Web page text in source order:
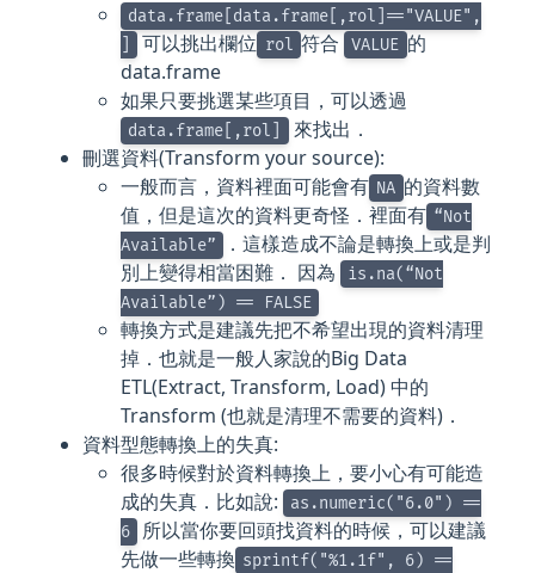
data.frame[data.frame[,rol]=="VALUE",
可以挑出欄位 rol 符合 VALUE 的
data.frame
如果只要挑選某些項目，可以透過
data.frame[,rol]
來找出．
刪選資料(Transform your source):
一般而言，資料裡面可能會有 NA 的資料數
值，但是這次的資料更奇怪．裡面有 “Not
Available”
．這樣造成不論是轉換上或是判
別上變得相當困難． 因為
is.na(“Not
Available”) == FALSE
轉換方式是建議先把不希望出現的資料清理
掉．也就是一般人家說的Big Data
ETL(Extract, Transform, Load) 中的
Transform (也就是清理不需要的資料)．
資料型態轉換上的失真:
很多時候對於資料轉換上，要小心有可能造
成的失真．比如說:
as.numeric("6.0") ==
6
所以當你要回頭找資料的時候，可以建議
先做一些轉換 sprintf("%1.1f", 6) ==